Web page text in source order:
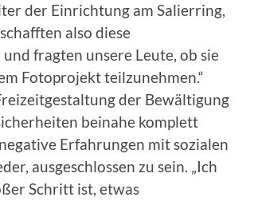
der Einrichtung am Salierring,
also diese
fragten unsere Leute, ob sie
Fotoprojekt teilzunehmen.“
der Bewältigung
beinahe komplett
Erfahrungen mit sozialen
ausgeschlossen zu sein. „Ich
Schritt ist, etwas